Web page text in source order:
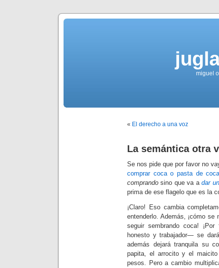
miguel
« El derecho a una voz
La semántica otra
Se nos pide que por favor no
comprar coca o pasta de
comprando sino que va adar
prima de ese flagelo que es la
¡Claro! Eso cambia
entenderlo. Además, ¡cómo
seguir sembrando coca!
honesto y trabajador— se
además dejará tranquila su
papita, el arrocito y el
pesos. Pero a cambio